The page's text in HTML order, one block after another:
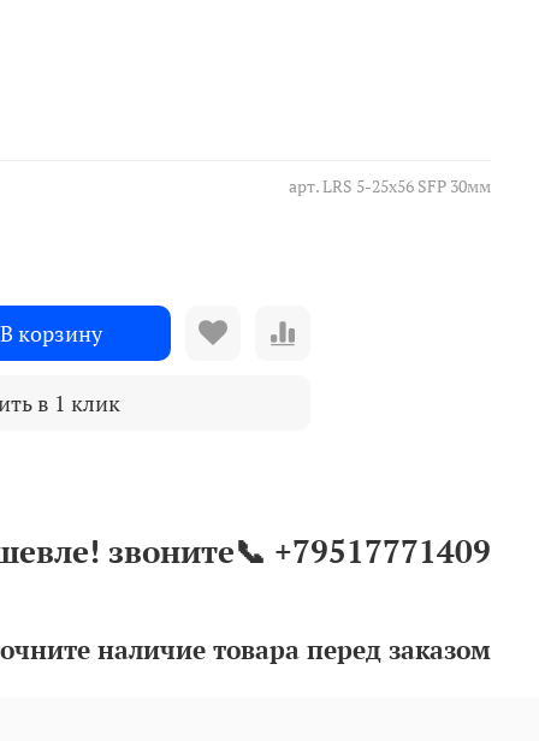
арт.LRS 5-25x56 SFP 30мм
В корзину
в 1 клик
звоните📞 +79517771409
наличие товара перед заказом